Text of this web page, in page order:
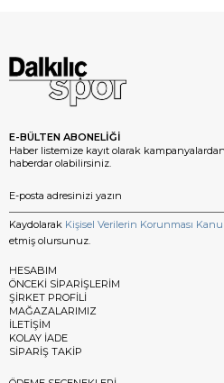
E-BÜLTEN ABONELİĞİ
Haber listemize kayıt olarak
haberdar olabilirsiniz.
Kaydolarak Kişisel Verilerin Korunması
etmiş olursunuz.
HESABIM
ÖNCEKİ SİPARİŞLERİM
ŞİRKET PROFİLİ
MAĞAZALARIMIZ
İLETİŞİM
KOLAY İADE
SİPARİŞ TAKİP